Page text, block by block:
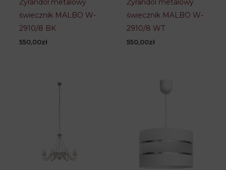
świecznik MALBO W-
2910/8 BK
550,00zł
świecznik MALBO W-
2910/8 WT
550,00zł